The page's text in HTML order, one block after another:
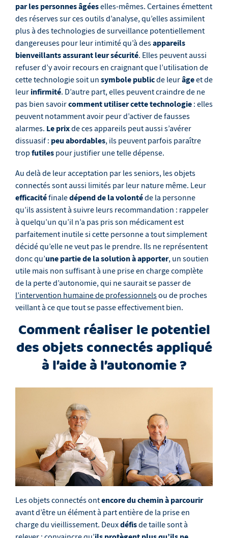
par les personnes âgéeselles-mêmes. Certaines émettent
des réserves sur ces outils d’analyse, qu’elles assimilent
plus à des technologies de surveillance potentiellement
dangereuses pour leur intimité qu’à desappareils
bienveillants assurant leur sécurité. Elles peuvent aussi
refuser d’y avoir recours en craignant que l’utilisation de
cette technologie soit un symbole publicde leurâgeet de
leur infirmité. D’autre part, elles peuvent craindre de ne
pas bien savoircomment utiliser cette technologie : elles
peuvent notamment avoir peur d’activer de fausses
alarmes. Le prixde ces appareils peut aussi s’avérer
dissuasif : peu abordables, ils peuvent parfois paraître
trop futiles pour justifier une telle dépense.
Au delà de leur acceptation par les seniors, les objets
connectés sont aussi limités par leur nature même. Leur
efficacitéfinaledépend de la volontéde la personne
qu’ils assistent à suivre leurs recommandation : rappeler
à quelqu’un qu’il n’a pas pris son médicament est
parfaitement inutile si cette personne a tout simplement
décidé qu’elle ne veut pas le prendre. Ils ne représentent
donc qu’une partie de la solution à apporter, un soutien
utile mais non suffisant à une prise en charge complète
de la perte d’autonomie, qui ne saurait se passer de
l’intervention humaine de professionnelsou de proches
veillant à ce que tout se passe effectivement bien.
Comment réaliser le potentiel
des objets connectés appliqué
à l’aide à l’autonomie ?
Les objets connectés ontencore du chemin à parcourir
avant d’être un élément à part entière de la prise en
charge du vieillissement. Deuxdéfisde taille sont à